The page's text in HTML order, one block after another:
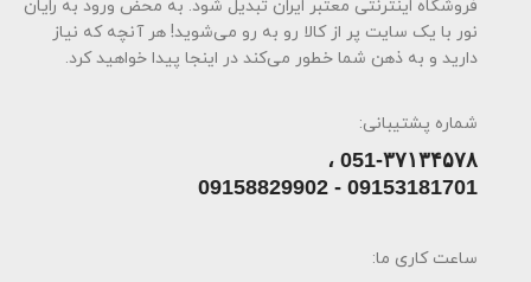
فروشگاه اینترنتی معتبر ایران تبدیل شود. به محض ورود به رایان
نور با یک سایت پر از کالا رو به رو می‌شوید! هر آنچه که نیاز
دارید و به ذهن شما خطور می‌کند در اینجا پیدا خواهید کرد.
شماره پشتیبانی:
051-۳۷۱۳۴۵۷۸ ،
09153181701 - 09158829902
ساعت کاری ما: